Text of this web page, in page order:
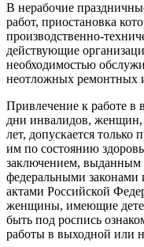
В нерабочие
работ, приостановка
производственно-
действующие
необходимостью
неотложных ремонтных
Привлечение к работе в
дни инвалидов, женщин,
лет, допускается только
им по состоянию
заключением, выданным
федеральными
актами Российской
женщины, имеющие
быть под роспись
работы в выходной или